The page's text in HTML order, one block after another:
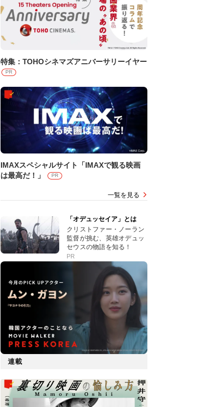
特集：TOHOシネマズアニバーサリーイヤー
PR
IMAXスペシャルサイト「IMAXで観る映画
は最高だ！」
PR
一覧を見る
「オデュッセイア」とは
クリストファー・ノーラン
監督が挑む、英雄オデュッ
セウスの物語を知る！
PR
連載